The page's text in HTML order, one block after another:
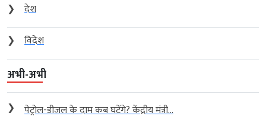
❯
देश
❯
विदेश
अभी-अभी
❯ पेट्रोल-डीजल के दाम कब घटेंगे? केंद्रीय मंत्री...